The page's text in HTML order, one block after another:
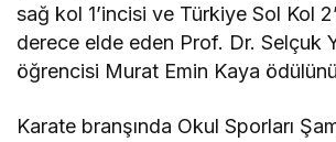
sağ kol 1’incisi ve Türkiye Sol Kol
derece elde eden Prof. Dr. Selçuk
öğrencisi Murat Emin Kaya ödülünü
Karate branşında Okul Sporları